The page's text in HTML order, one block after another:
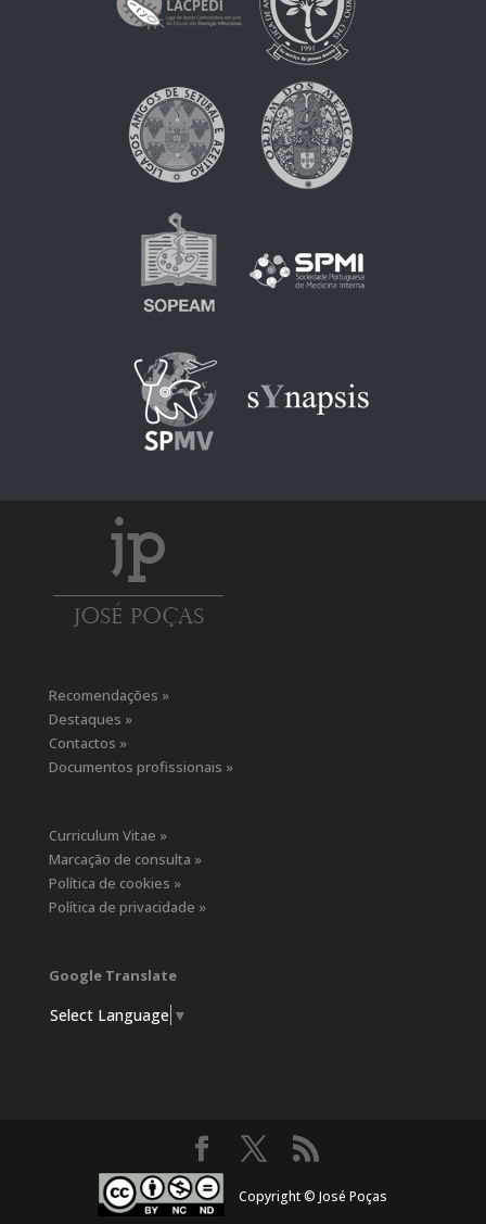
Recomendações »
Destaques »
Contactos »
Documentos profissionais »
Curriculum Vitae »
Marcação de consulta »
Política de cookies »
Política de privacidade »
Google Translate
Select Language ▼
Copyright © José Poças